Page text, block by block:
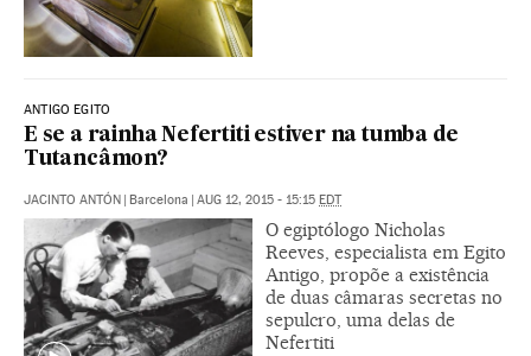
ANTIGO EGITO
E se a rainha Nefertiti estiver na tumba de
Tutancâmon?
JACINTO ANTÓN Barcelona AUG 12, 2015 - 15:15 EDT
O egiptólogo Nicholas
Reeves, especialista em Egito
Antigo, propõe a existência
de duas câmaras secretas no
sepulcro, uma delas de
Nefertiti